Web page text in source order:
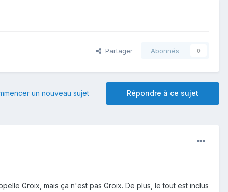
Partager Abonnés 0
Répondre à ce sujet
un nouveau sujet
Groix, mais ça n'est pas Groix. De plus, le tout est inclus